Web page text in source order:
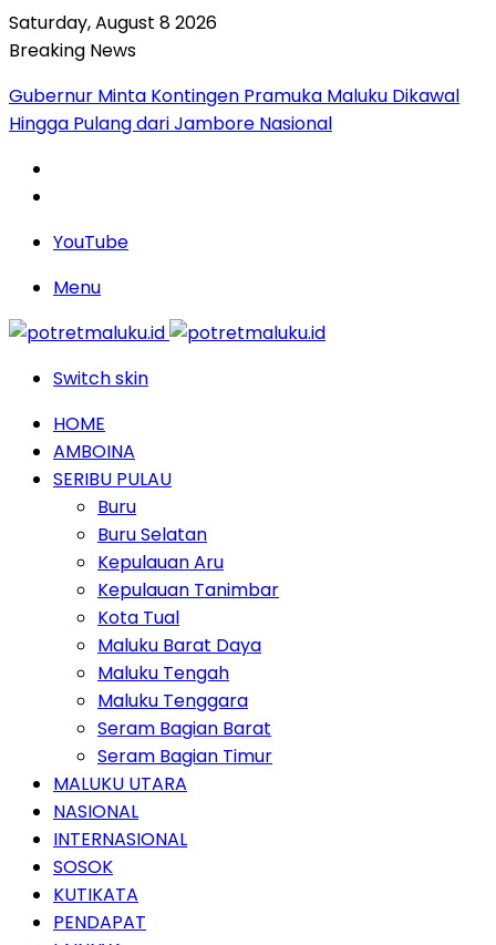
Saturday, August 8 2026
Breaking News
Gubernur Minta Kontingen Pramuka Maluku Dikawal
Hingga Pulang dari Jambore Nasional
YouTube
Menu
Switch skin
HOME
AMBOINA
SERIBU PULAU
Buru
Buru Selatan
Kepulauan Aru
Kepulauan Tanimbar
Kota Tual
Maluku Barat Daya
Maluku Tengah
Maluku Tenggara
Seram Bagian Barat
Seram Bagian Timur
MALUKU UTARA
NASIONAL
INTERNASIONAL
SOSOK
KUTIKATA
PENDAPAT